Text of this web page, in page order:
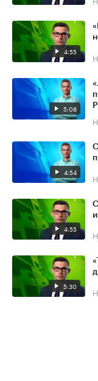
4:55
5:08
4:54
4:55
5:30